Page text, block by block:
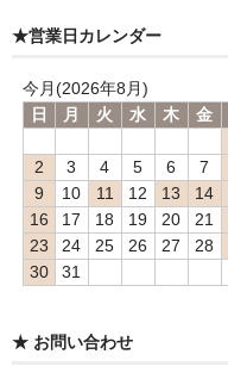
★営業日カレンダー
今月(2026年8月)
日
月 火 水 木 金
2
3 4 5 6 7
9
10 11 12 13 14
16
17 18 19 20 21
23
24 25 26 27 28
30
31
★ お問い合わせ